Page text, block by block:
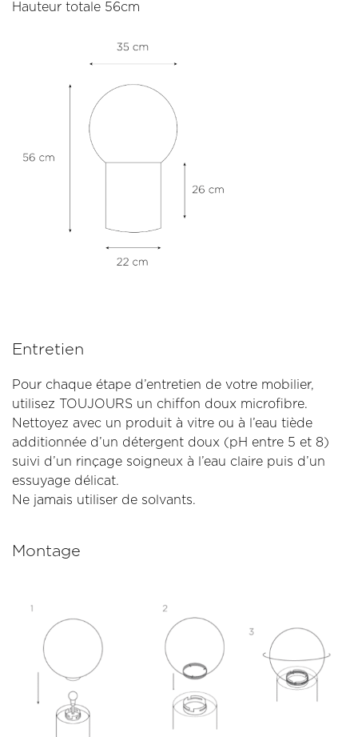
Hauteur totale 56cm
Entretien
Pour chaque étape d’entretien de votre mobilier,
utilisez TOUJOURS un chiffon doux microfibre.
Nettoyez avec un produit à vitre ou à l’eau tiède
additionnée d’un détergent doux (pH entre 5 et 8)
suivi d’un rinçage soigneux à l’eau claire puis d’un
essuyage délicat.
Ne jamais utiliser de solvants.
Montage